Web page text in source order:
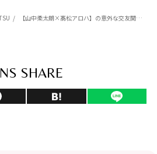
【山中柔太朗×髙松アロハ】の意外な交友関係！スパドラ志村玲於＆超特急ユーキ＆げんじぶ大倉空人との「プライベート裏話」
NS SHARE